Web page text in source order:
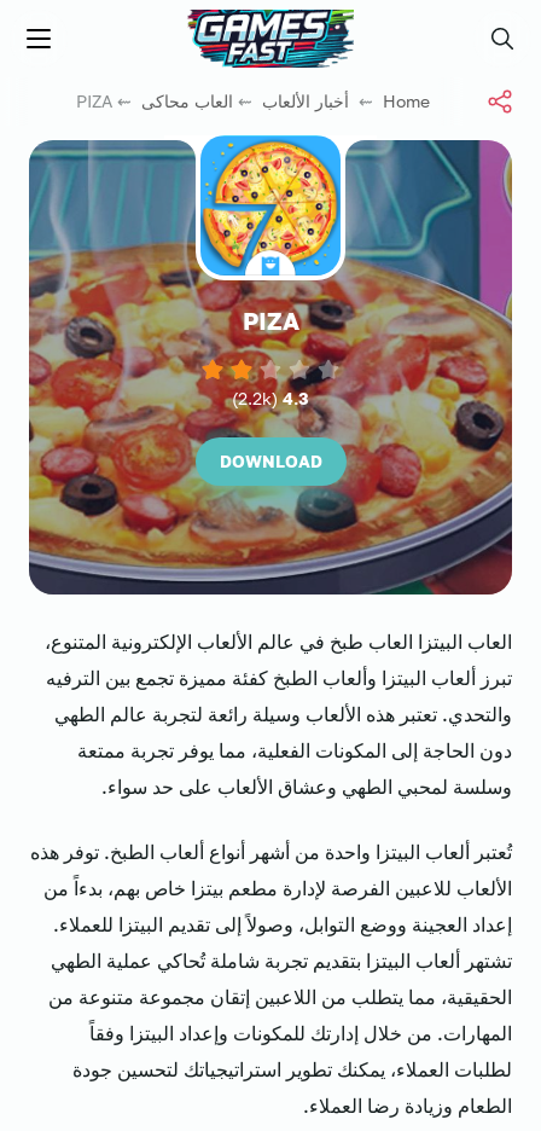
جيم فاست
Home
⇜ أخبار الألعاب ⇜ العاب محاكى ⇜ PIZA
PIZA
4.3
(
2.2k
)
DOWNLOAD
العاب البيتزا العاب طبخ في عالم الألعاب الإلكترونية المتنوع،
تبرز ألعاب البيتزا وألعاب الطبخ كفئة مميزة تجمع بين الترفيه
والتحدي. تعتبر هذه الألعاب وسيلة رائعة لتجربة عالم الطهي
دون الحاجة إلى المكونات الفعلية، مما يوفر تجربة ممتعة
وسلسة لمحبي الطهي وعشاق الألعاب على حد سواء.
تُعتبر ألعاب البيتزا واحدة من أشهر أنواع ألعاب الطبخ. توفر هذه
الألعاب للاعبين الفرصة لإدارة مطعم بيتزا خاص بهم، بدءاً من
إعداد العجينة ووضع التوابل، وصولاً إلى تقديم البيتزا للعملاء.
تشتهر ألعاب البيتزا بتقديم تجربة شاملة تُحاكي عملية الطهي
الحقيقية، مما يتطلب من اللاعبين إتقان مجموعة متنوعة من
المهارات. من خلال إدارتك للمكونات وإعداد البيتزا وفقاً
لطلبات العملاء، يمكنك تطوير استراتيجياتك لتحسين جودة
الطعام وزيادة رضا العملاء.